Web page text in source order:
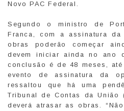
Novo PAC Federal.
Segundo o ministro de
Franca, com a assinatura
obras poderão começar
devem iniciar ainda no ano
conclusão é de 48 meses,
evento de assinatura da
ressaltou que há uma
Tribunal de Contas da União
deverá atrasar as obras.